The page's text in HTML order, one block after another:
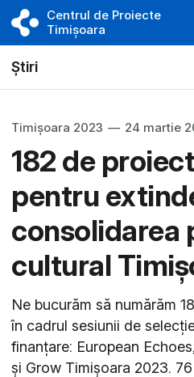
Centrul de Proiecte
Timișoara
Știri
Timișoara 2023 — 24 martie
182 de
pentru
consolidarea
cultural
Ne bucurăm să numărăm
în cadrul sesiunii de
finanțare: European
și Grow Timișoara 2023.